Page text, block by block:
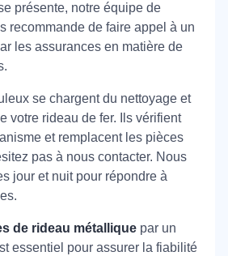
présente, notre équipe de
recommande de faire appel à un
les assurances en matière de
se chargent du nettoyage et
votre rideau de fer. Ils vérifient
et remplacent les pièces
pas à nous contacter. Nous
jour et nuit pour répondre à
de rideau métallique par un
essentiel pour assurer la fiabilité